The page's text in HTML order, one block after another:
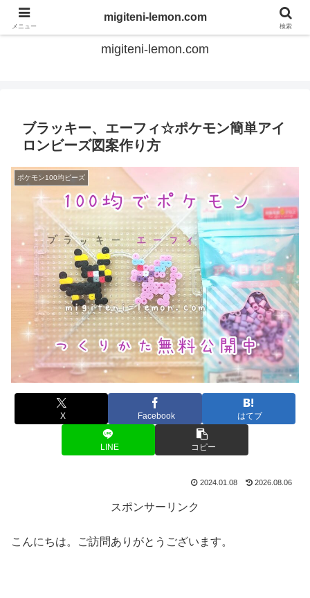
てのひらアイロンビーズ
migiteni-lemon.com
ブラッキー、エーフィ☆ポケモン簡単アイ
ロンビーズ図案作り方
ポケモン100均ビーズ
X Facebook はてブ
LINE コピー
2024.01.08 2026.08.06
スポンサーリンク
こんにちは。ご訪問ありがとうございます。
メニュー
migiteni-lemon.com
検索